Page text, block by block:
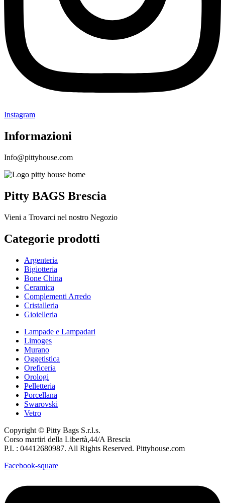
Instagram
Informazioni
Info@pittyhouse.com
Pitty BAGS Brescia
Vieni a Trovarci nel nostro Negozio
Categorie prodotti
Argenteria
Bigiotteria
Bone China
Ceramica
Complementi Arredo
Cristalleria
Gioielleria
Lampade e Lampadari
Limoges
Murano
Oggetistica
Oreficeria
Orologi
Pelletteria
Porcellana
Swarovski
Vetro
Copyright © Pitty Bags S.r.l.s.
Corso martiri della Libertà,44/A Brescia
P.I. : 04412680987. All Rights Reserved. Pittyhouse.com
Facebook-square